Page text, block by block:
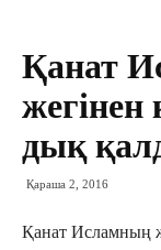
Қанат
жегінен
дық
Қараша 2, 2016
Қанат Исламның